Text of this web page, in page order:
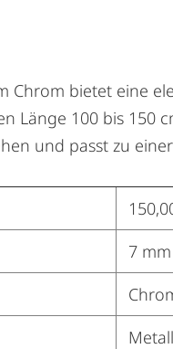
Chrom bietet eine
Länge 100 bis 150
und passt zu
7 mm
Metall